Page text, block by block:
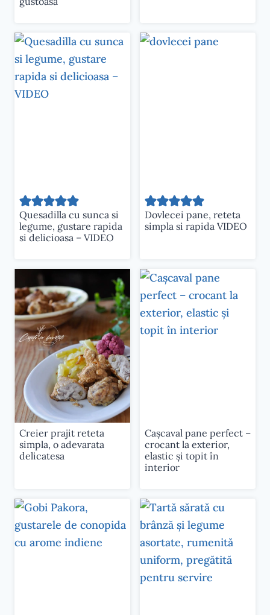
Quesadilla cu sunca si
legume, gustare rapida
si delicioasa – VIDEO
Dovlecei pane, reteta
simpla si rapida VIDEO
Creier prajit reteta
simpla, o adevarata
delicatesa
Cașcaval pane perfect –
crocant la exterior,
elastic și topit în
interior